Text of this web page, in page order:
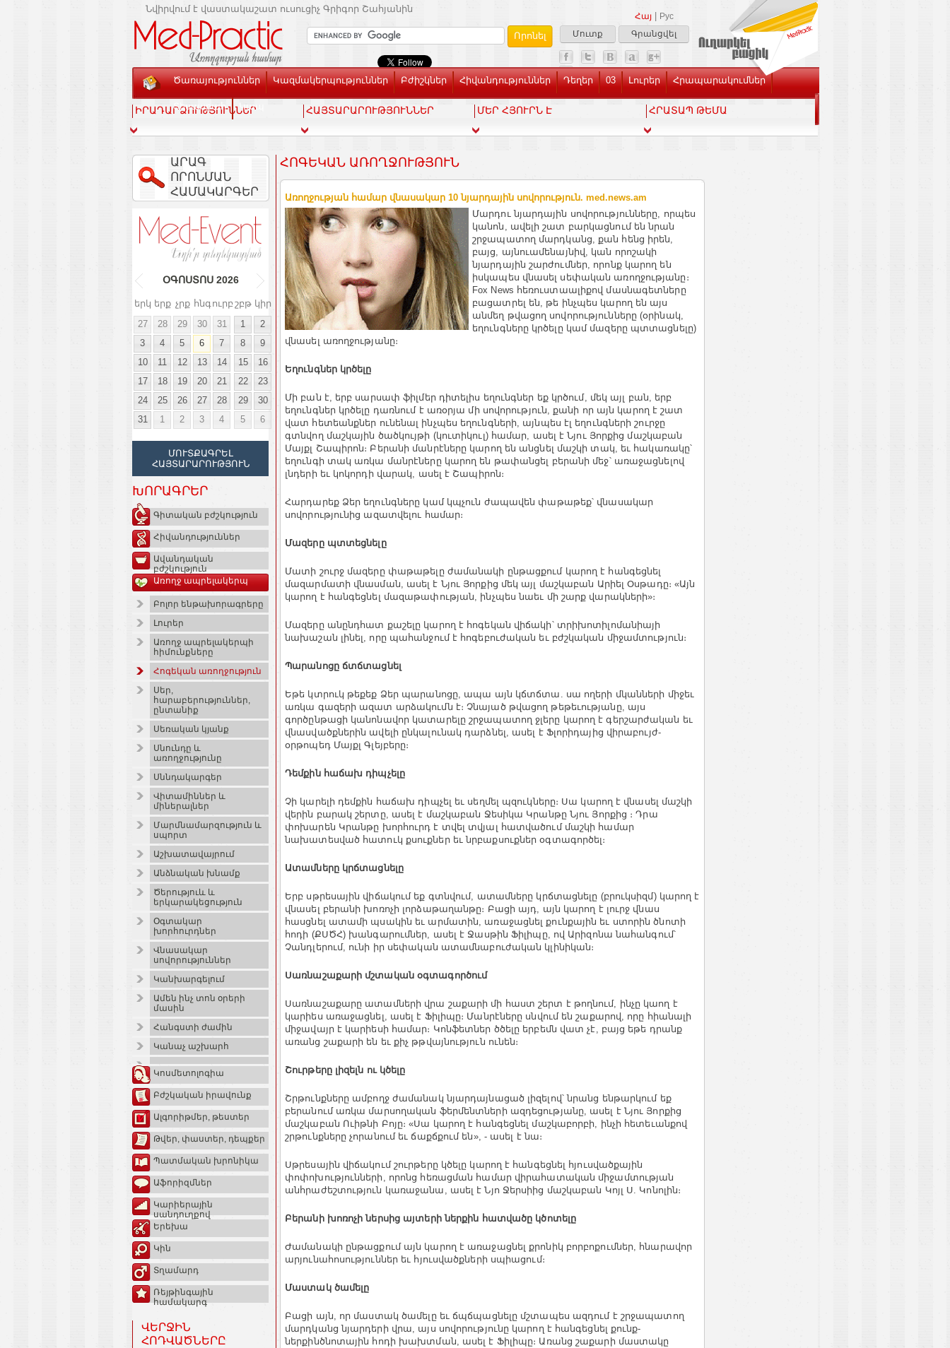
Հայ
Рус
Մուտք
Գրանցվել
Նվիրվում է վաստակաշատ ուսուցիչ Գրիգոր Շահյանին
Ծառայություններ Կազմակերպություններ Բժիշկներ Հիվանդություններ Դեղեր 03 Լուրեր Հրապարակումներ
Տեսասրահ Կապ
ԻՐԱԴԱՐՁՈՒԹՅՈՒՆՆԵՐ ՀԱՅՏԱՐԱՐՈՒԹՅՈՒՆՆԵՐ ՄԵՐ ՀՅՈՒՐՆ Է ՀՐԱՏԱՊ ԹԵՄԱ
ԱՐԱԳ
ՈՐՈՆՄԱՆ
ՀԱՄԱԿԱՐԳԵՐ
ՕԳՈՍՏՈՍ 2026
երկ երք չրք հնգուրբ շբթ կիր
27
28 29 30 31 1
2
3
4 5 6 7 8
9
10
11 12 13 14 15
16
17
18 19 20 21 22
23
24
25 26 27 28 29
30
31
1 2 3 4 5 6
ՄՈՒՏՔԱԳՐԵԼ
ՀԱՅՏԱՐԱՐՈՒԹՅՈՒՆ
ԽՈՐԱԳՐԵՐ
Գիտական բժշկություն
Հիվանդություններ
Ավանդական
բժշկություն
Առողջ ապրելակերպ
Բոլոր ենթախորագրերը
Լուրեր
Առողջ ապրելակերպի
հիմունքները
Հոգեկան առողջություն
Սեր,
հարաբերություններ,
ընտանիք
Սեռական կյանք
Սնունդը և
առողջությունը
Սննդակարգեր
Վիտամիններ և
միներալներ
Մարմնամարզություն և
սպորտ
Աշխատավայրում
Անձնական խնամք
Ծերություև և
երկարակեցություն
Օգտակար
խորհուրդներ
Վնասակար
սովորություններ
Կանխարգելում
Ամեն ինչ տոն օրերի
մասին
Հանգստի ժամին
Կանաչ աշխարհ
Կոսմետոլոգիա
Բժշկական իրավունք
Ալգորիթմեր, թեստեր
Թվեր, փաստեր, դեպքեր
Պատմական խրոնիկա
Աֆորիզմներ
Կարիերային
սանդուղքով
Երեխա
Կին
Տղամարդ
Ռեյթինգային
համակարգ
ՎԵՐՋԻՆ
ՀՈԴՎԱԾՆԵՐԸ
ՀՈԳԵԿԱՆ ԱՌՈՂՋՈՒԹՅՈՒՆ
Առողջության համար վնասակար 10 նյարդային սովորություն. med.news.am
Մարդու նյարդային սովորությունները, որպես
կանոն, ավելի շատ բարկացնում են նրան
շրջապատող մարդկանց, քան հենց իրեն,
բայց, այնուամենայնիվ, կան որոշակի
նյարդային շարժումներ, որոնք կարող են
իսկապես վնասել սեփական առողջությանը։
Fox News հեռուստաալիքով մասնագետները
բացատրել են, թե ինչպես կարող են այս
անմեղ թվացող սովորությունները (օրինակ,
եղունգները կրծելը կամ մազերը պտտացնելը)
վնասել առողջությանը։
Եղունգներ կրծելը
Մի բան է, երբ սարսափ ֆիլմեր դիտելիս եղունգներ եք կրծում, մեկ այլ բան, երբ
եղունգներ կրծելը դառնում է առօրյա մի սովորություն, քանի որ այն կարող է շատ
վատ հետեանքներ ունենալ ինչպես եղունգների, այնպես էլ եղունգների շուրջը
գտնվող մաշկային ծածկույթի (կուտիկուլ) համար, ասել է Նյու Յորքից մաշկաբան
Մայքլ Շապիրոն։ Բերանի մանրէները կարող են անցնել մաշկի տակ, եւ հակառակը՝
եղունգի տակ առկա մանրէները կարող են թափանցել բերանի մեջ՝ առաջացնելով
լնդերի եւ կոկորդի վարակ, ասել է Շապիրոն։
Հարդարեք Ձեր եղունգները կամ կպչուն ժապավեն փաթաթեք՝ վնասակար
սովորությունից ազատվելու համար։
Մազերը պտտեցնելը
Մատի շուրջ մազերը փաթաթելը ժամանակի ընթացքում կարող է հանգեցնել
մազարմատի վնասման, ասել է Նյու Յորքից մեկ այլ մաշկաբան Արիել Օսթադը։ «Այն
կարող է հանգեցնել մազաթափության, ինչպես նաեւ մի շարք վարակների»։
Մազերը անընդհատ քաշելը կարող է հոգեկան վիճակի՝ տրիխոտիլոմանիայի
նախաշան լինել, որը պահանջում է հոգեբուժական եւ բժշկական միջամտություն։
Պարանոցը ճտճտացնել
Եթե կտրուկ թեքեք Ձեր պարանոցը, ապա այն կճտճտա. սա ողերի մկանների միջեւ
առկա գազերի ազատ արձակումն է։ Չնայած թվացող թեթեւությանը, այս
գործընթացի կանոնավոր կատարելը շրջապատող ջլերը կարող է գերշարժական եւ
վնասվածքներին ավելի ընկալունակ դարձնել, ասել է Ֆլորիդայից վիրաբույժ-
օրթոպեդ Մայքլ Գլեյբերը։
Դեմքին հաճախ դիպչելը
Չի կարելի դեմքին հաճախ դիպչել եւ սեղմել պզուկները։ Սա կարող է վնասել մաշկի
վերին բարակ շերտը, ասել է մաշկաբան Ջեսիկա Կրանթը Նյու Յորքից ։ Դրա
փոխարեն Կրանթը խորհուրդ է տվել տվյալ հատվածում մաշկի համար
նախատեսված հատուկ քսուքներ եւ նրբաքսուքներ օգտագործել։
Ատամները կրճտացնելը
Երբ սթրեսային վիճակում եք գտնվում, ատամները կրճտացնելը (բրուկսիզմ) կարող է
վնասել բերանի խոռոչի լորձաթաղանթը։ Բացի այդ, այն կարող է լուրջ վնաս
հասցնել ատամի պսակին եւ արմատին, առաջացնել քունքային եւ ստորին ծնոտի
հոդի (ՔՍԾՀ) խանգարումներ, ասել է Ջասթին Ֆիլիպը, ով Արիզոնա նահանգում՝
Չանդլերում, ունի իր սեփական ատամնաբուժական կլինիկան։
Սառնաշաքարի մշտական օգտագործում
Սառնաշաքարը ատամների վրա շաքարի մի հաստ շերտ է թողնում, ինչը կաող է
կարիես առաջացնել, ասել է Ֆիլիպը։ Մանրէները սնվում են շաքարով, որը հիանալի
միջավայր է կարիեսի համար։ Կոնֆետներ ծծելը երբեմն վատ չէ, բայց եթե դրանք
առանց շաքարի են եւ քիչ թթվայնություն ունեն։
Շուրթերը լիզելն ու կծելը
Շրթունքները ամբողջ ժամանակ նյարդայնացած լիզելով՝ նրանց ենթարկում եք
բերանում առկա մարսողական ֆերմենտների ազդեցությանը, ասել է Նյու Յորքից
մաշկաբան Ուիթնի Բոյը։ «Սա կարող է հանգեցնել մաշկաբորբի, ինչի հետեւանքով
շրթունքները չորանում եւ ճաքճքում են», - ասել է նա։
Սթրեսային վիճակում շուրթերը կծելը կարող է հանգեցնել հյուսվածքային
փոփոխությունների, որոնց հեռացման համար վիրահատական միջամտության
անհրաժեշտություն կառաջանա, ասել է Նյո Ջերսիից մաշկաբան Կոյլ Ս. Կոնոլին։
Բերանի խոռոչի ներսից այտերի ներքին հատվածը կծոտելը
Ժամանակի ընթացքում այն կարող է առաջացնել քրոնիկ բորբոքումներ, հնարավոր
արյունահոսություններ եւ հյուսվածքների սպիացում։
Մաստակ ծամելը
Բացի այն, որ մաստակ ծամելը եւ ճպճպացնելը մշտապես ազդում է շրջապատող
մարդկանց նյարդերի վրա, այս սովորությունը կարող է հանգեցնել քունք-
ներքինծնոտային հոդի խախտման, ասել է Ֆիլիպը։ Առանց շաքարի մաստակը